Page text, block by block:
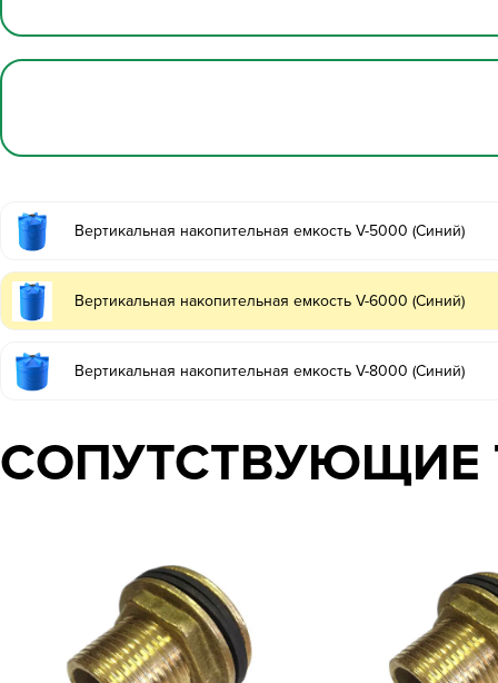
Вертикальная накопительная емкость V-5000 (Синий)
Вертикальная накопительная емкость V-6000 (Синий)
Вертикальная накопительная емкость V-8000 (Синий)
СОПУТСТВУЮЩИЕ